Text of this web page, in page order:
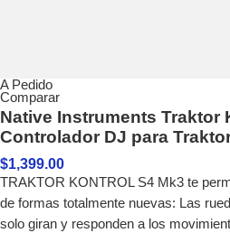
A Pedido
Comparar
Native Instruments Traktor
Controlador DJ para
$1,399.00
TRAKTOR KONTROL S4 Mk3 te
de formas totalmente nuevas: Las
solo giran y responden a los